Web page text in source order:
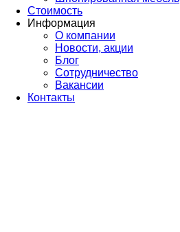
Стоимость
Информация
О компании
Новости, акции
Блог
Сотрудничество
Вакансии
Контакты